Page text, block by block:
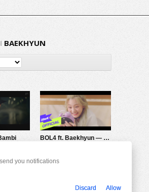
BAEKHYUN
BOL4 ft. Baekhyun — Leo
you notifications
Discard Allow